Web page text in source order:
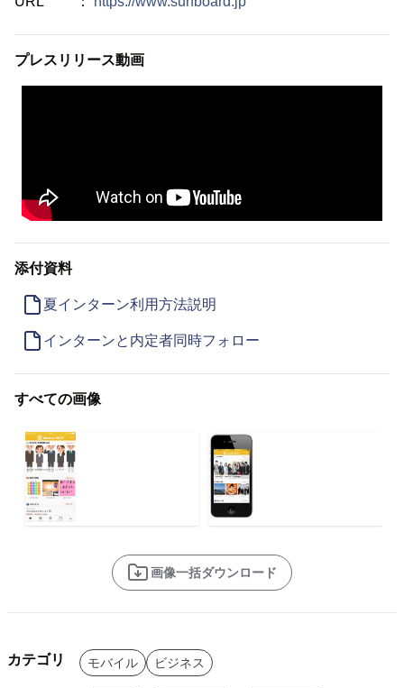
プレスリリース動画
添付資料
夏インターン利用方法説明
インターンと内定者同時フォロー
すべての画像
画像一括ダウンロード
カテゴリ モバイル ビジネス